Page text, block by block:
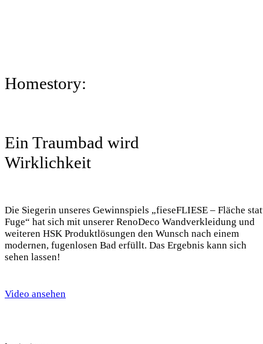
Homestory:
Ein Traumbad wird
Wirklichkeit
Die Siegerin unseres Gewinnspiels „fieseFLIESE – Fläche
Fuge“ hat sich mit unserer RenoDeco Wandverkleidung und
weiteren HSK Produktlösungen den Wunsch nach einem
modernen, fugenlosen Bad erfüllt. Das Ergebnis kann sich
sehen lassen!
Video ansehen